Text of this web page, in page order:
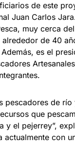
de este
Juan Carlos
muy cerca
alrededor de 40
es el
pescadores de río
que
y el pejerrey”,
actualmente con